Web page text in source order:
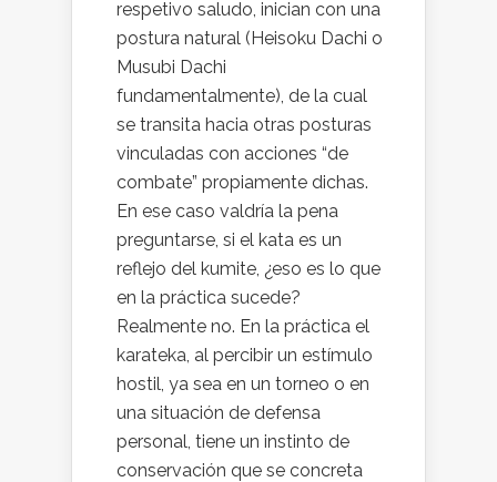
respetivo saludo, inician con una
postura natural (Heisoku Dachi o
Musubi Dachi
fundamentalmente), de la cual
se transita hacia otras posturas
vinculadas con acciones “de
combate” propiamente dichas.
En ese caso valdría la pena
preguntarse, si el kata es un
reflejo del kumite, ¿eso es lo que
en la práctica sucede?
Realmente no. En la práctica el
karateka, al percibir un estímulo
hostil, ya sea en un torneo o en
una situación de defensa
personal, tiene un instinto de
conservación que se concreta